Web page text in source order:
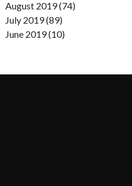
August 2019 (74)
July 2019 (89)
June 2019 (10)